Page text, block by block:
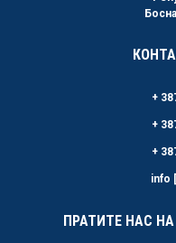
+
+
+
info
ПРАТИТЕ НАС